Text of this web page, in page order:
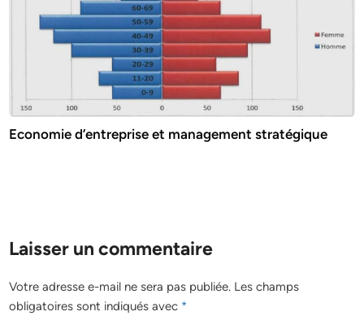
Economie d’entreprise et management stratégique
Laisser un commentaire
Votre adresse e-mail ne sera pas publiée. Les champs
obligatoires sont indiqués avec *